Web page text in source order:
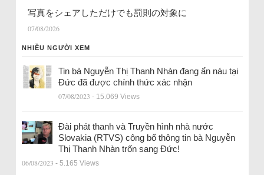
写真をシェアしただけでも罰則の対象に
07/08/2026
NHIỀU NGƯỜI XEM
Tin bà Nguyễn Thị Thanh Nhàn đang ẩn náu tại
Đức đã được chính thức xác nhận
07/08/2023 - 15.069 Views
Đài phát thanh và Truyền hình nhà nước
Slovakia (RTVS) công bố thông tin bà Nguyễn
Thị Thanh Nhàn trốn sang Đức!
06/08/2023 - 5.165 Views